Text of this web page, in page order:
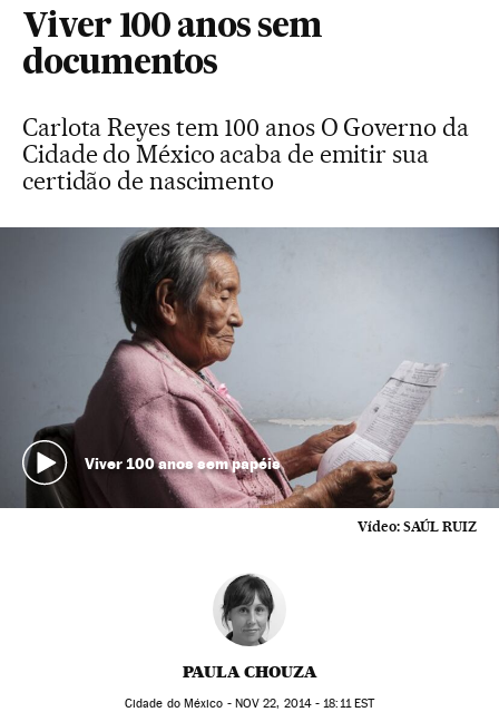
Viver 100 anos sem
documentos
Carlota Reyes tem 100 anos O Governo da
Cidade do México acaba de emitir sua
certidão de nascimento
Viver 100 anos sem papéis
Vídeo: SAÚL RUIZ
PAULA CHOUZA
Cidade do México - NOV 22, 2014 - 18:11EST